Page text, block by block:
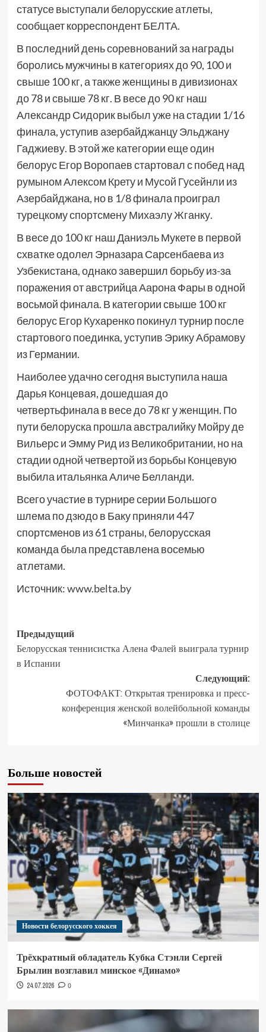
статусе выступали белорусские атлеты,
сообщает корреспондент БЕЛТА.
В последний день соревнований за награды
боролись мужчины в категориях до 90, 100 и
свыше 100 кг, а также женщины в дивизионах
до 78 и свыше 78 кг. В весе до 90 кг наш
Александр Сидорик выбыл уже на стадии 1/16
финала, уступив азербайджанцу Эльджану
Гаджиеву. В этой же категории еще один
белорус Егор Воропаев стартовал с побед над
румыном Алексом Крету и Мусой Гусейнли из
Азербайджана, но в 1/8 финала проиграл
турецкому спортсмену Михаэлу Жганку.
В весе до 100 кг наш Даниэль Мукете в первой
схватке одолел Эрназара Сарсенбаева из
Узбекистана, однако завершил борьбу из-за
поражения от австрийца Аарона Фары в одной
восьмой финала. В категории свыше 100 кг
белорус Егор Кухаренко покинул турнир после
стартового поединка, уступив Эрику Абрамову
из Германии.
Наиболее удачно сегодня выступила наша
Дарья Концевая, дошедшая до
четвертьфинала в весе до 78 кг у женщин. По
пути белоруска прошла австралийку Мойру де
Вильерс и Эмму Рид из Великобритании, но на
стадии одной четвертой из борьбы Концевую
выбила итальянка Аличе Белланди.
Всего участие в турнире серии Большого
шлема по дзюдо в Баку приняли 447
спортсменов из 61 страны, белорусская
команда была представлена восемью
атлетами.
Источник:www.belta.by
Предыдущий
Белорусская теннисистка Алена Фалей выиграла турнир
в Испании
Следующий:
ФОТОФАКТ: Открытая тренировка и пресс-
конференция женской волейбольной команды
«Минчанка» прошли в столице
Больше новостей
Новости белорусского хоккея
Трёхкратный обладатель Кубка Стэнли Сергей
Брылин возглавил минское «Динамо»
24.07.2026 0